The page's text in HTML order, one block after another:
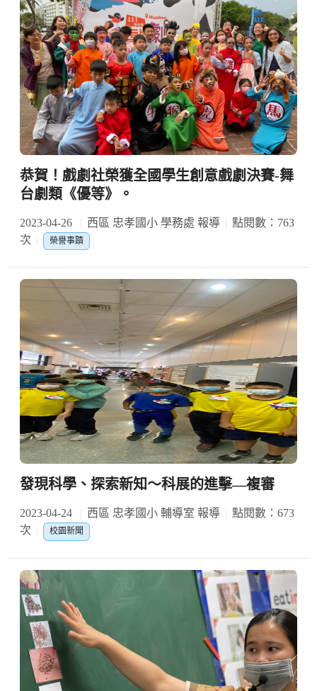
恭賀！戲劇社榮獲全國學生創意戲劇決賽-舞
台劇類《優等》。
2023-04-26 西區 忠孝國小 學務處 報導
點閱數：763
次
榮譽事蹟
發現科學、探索新知〜科展的進擊—複審
2023-04-24 西區 忠孝國小 輔導室 報導
點閱數：673
次
校園新聞